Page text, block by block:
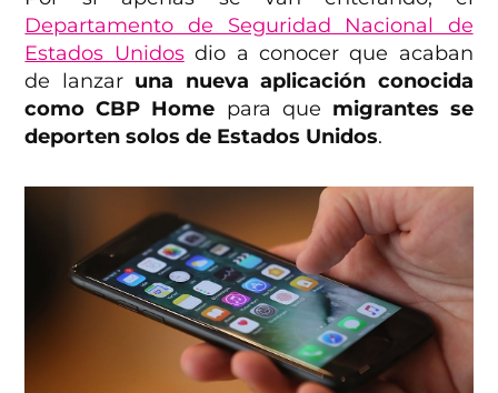
Departamento de Seguridad Nacional de
Estados Unidosdio a conocer que acaban
de lanzar una nueva aplicación conocida
como CBP Home para que migrantes se
deporten solos de Estados Unidos.